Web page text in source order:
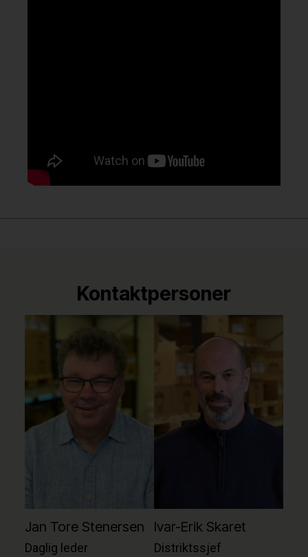
Kontaktpersoner
Jan Tore Stenersen
Daglig leder
Ivar-Erik Skaret
Distriktssjef